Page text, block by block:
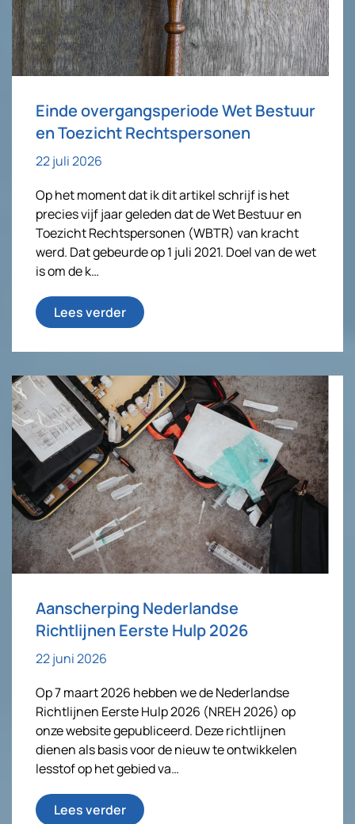
Einde overgangsperiode Wet Bestuur
en Toezicht Rechtspersonen
22 juli 2026
Op het moment dat ik dit artikel schrijf is het
precies vijf jaar geleden dat de Wet Bestuur en
Toezicht Rechtspersonen (WBTR) van kracht
werd. Dat gebeurde op 1 juli 2021. Doel van de wet
is om de k…
Lees verder
Aanscherping Nederlandse
Richtlijnen Eerste Hulp 2026
22 juni 2026
Op 7 maart 2026 hebben we de Nederlandse
Richtlijnen Eerste Hulp 2026 (NREH 2026) op
onze website gepubliceerd. Deze richtlijnen
dienen als basis voor de nieuw te ontwikkelen
lesstof op het gebied va…
Lees verder